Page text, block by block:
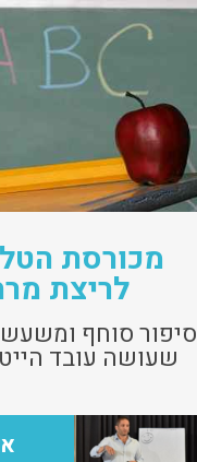
מכורסת
לריצת
סיפור סוחף
שעושה עובד
הטלוויזיה עד